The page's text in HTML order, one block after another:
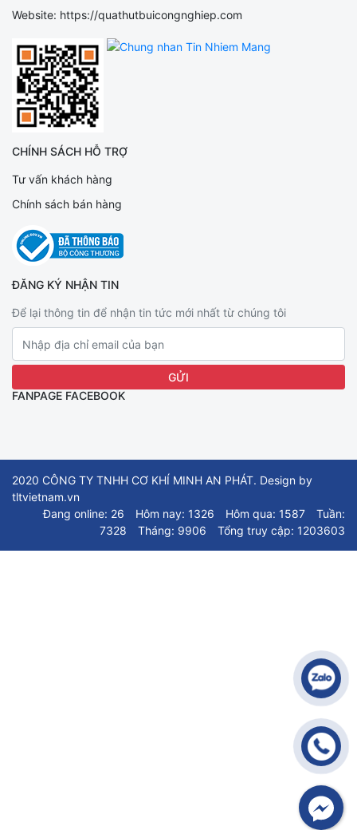
Website: https://quathutbuicongnghiep.com
CHÍNH SÁCH HỖ TRỢ
Tư vấn khách hàng
Chính sách bán hàng
ĐĂNG KÝ NHẬN TIN
Để lại thông tin để nhận tin tức mới nhất từ chúng tôi
FANPAGE FACEBOOK
2020 CÔNG TY TNHH CƠ KHÍ MINH AN PHÁT. Design by
tltvietnam.vn
Đang online: 26
Hôm nay: 1326 Hôm qua: 1587
Tuần:
7328
Tháng: 9906 Tổng truy cập: 1203603